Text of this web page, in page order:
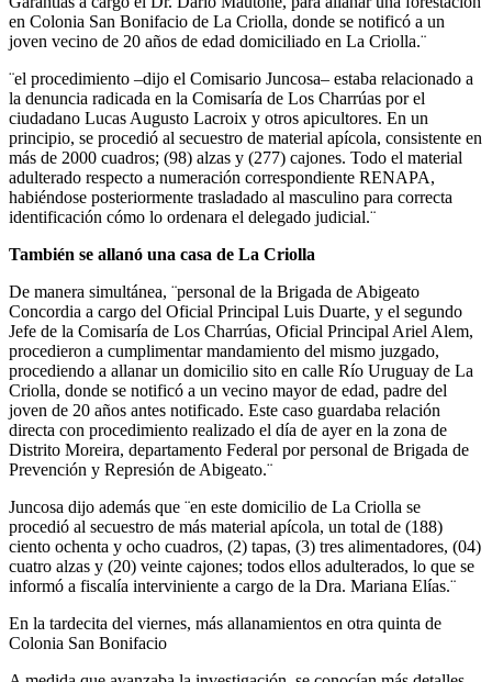
en Colonia San Bonifacio de La Criolla, donde se notificó a un
joven vecino de 20 años de edad domiciliado en La Criolla.¨
¨el procedimiento –dijo el Comisario Juncosa– estaba relacionado a
la denuncia radicada en la Comisaría de Los Charrúas por el
ciudadano Lucas Augusto Lacroix y otros apicultores. En un
principio, se procedió al secuestro de material apícola, consistente en
más de 2000 cuadros; (98) alzas y (277) cajones. Todo el material
adulterado respecto a numeración correspondiente RENAPA,
habiéndose posteriormente trasladado al masculino para correcta
identificación cómo lo ordenara el delegado judicial.¨
También se allanó una casa de La Criolla
De manera simultánea, ¨personal de la Brigada de Abigeato
Concordia a cargo del Oficial Principal Luis Duarte, y el segundo
Jefe de la Comisaría de Los Charrúas, Oficial Principal Ariel Alem,
procedieron a cumplimentar mandamiento del mismo juzgado,
procediendo a allanar un domicilio sito en calle Río Uruguay de La
Criolla, donde se notificó a un vecino mayor de edad, padre del
joven de 20 años antes notificado. Este caso guardaba relación
directa con procedimiento realizado el día de ayer en la zona de
Distrito Moreira, departamento Federal por personal de Brigada de
Prevención y Represión de Abigeato.¨
Juncosa dijo además que ¨en este domicilio de La Criolla se
procedió al secuestro de más material apícola, un total de (188)
ciento ochenta y ocho cuadros, (2) tapas, (3) tres alimentadores, (04)
cuatro alzas y (20) veinte cajones; todos ellos adulterados, lo que se
informó a fiscalía interviniente a cargo de la Dra. Mariana Elías.¨
En la tardecita del viernes, más allanamientos en otra quinta de
Colonia San Bonifacio